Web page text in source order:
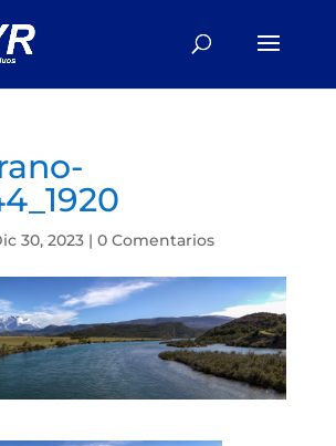
30, 2023| 0 Comentarios